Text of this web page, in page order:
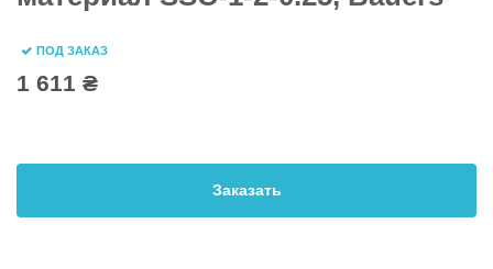
ПОД ЗАКАЗ
1 611 ₴
Заказать